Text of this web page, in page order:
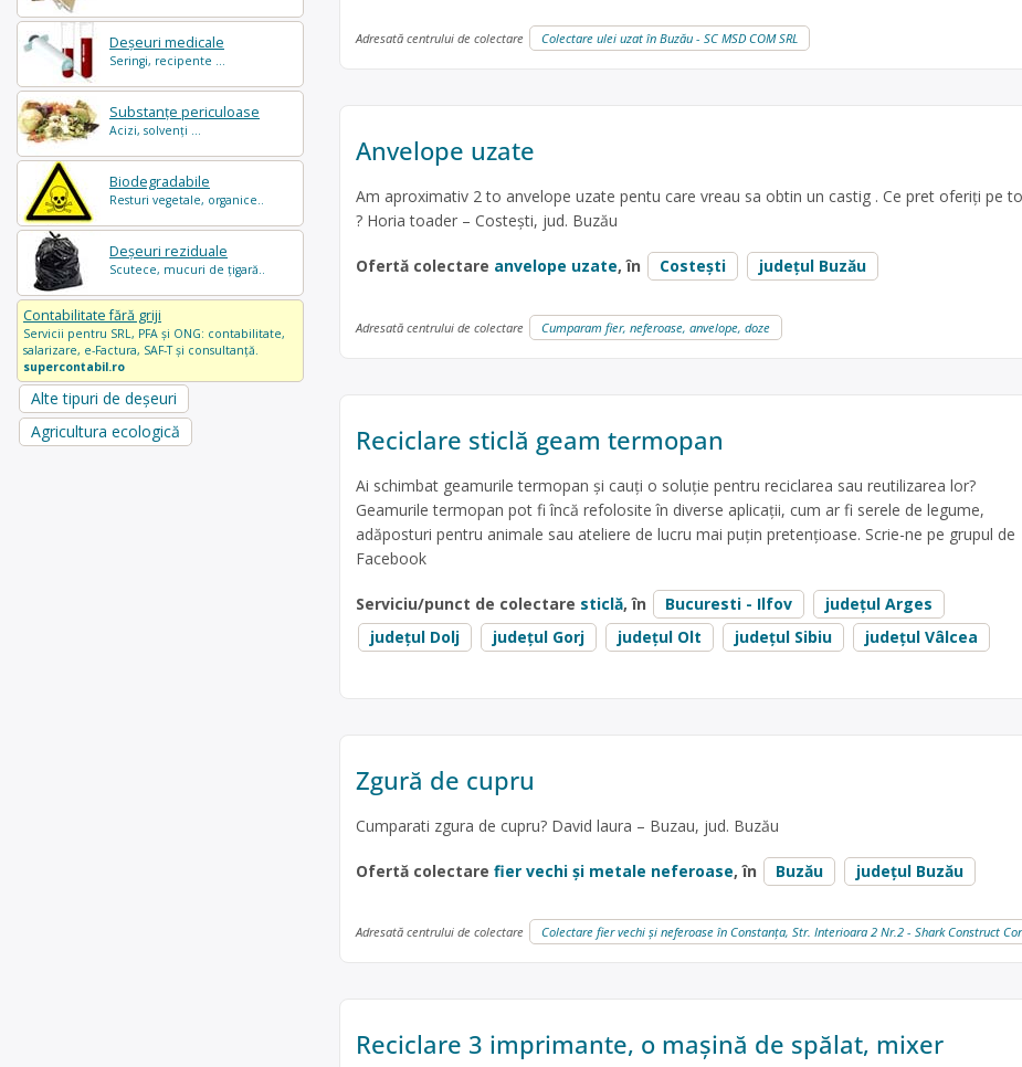
Deșeuri medicale
Seringi, recipente ...
Substanțe periculoase
Acizi, solvenți ...
Biodegradabile
Resturi vegetale, organice..
Deșeuri reziduale
Scutece, mucuri de țigară..
Contabilitate fără griji
Servicii pentru SRL, PFA și ONG: contabilitate,
salarizare, e-Factura, SAF-T și consultanță.
supercontabil.ro
Alte tipuri de deșeuri
Agricultura ecologică
Adresată centrului de colectare Colectare ulei uzat în Buzău - SC MSD COM SRL
Anvelope uzate
Am aproximativ 2 to anvelope uzate pentu care vreau sa obtin un castig . Ce pret oferiți pe
? Horia toader – Costești, jud. Buzău
Ofertă colectare anvelope uzate, în Costești județul Buzău
Adresată centrului de colectare Cumparam fier, neferoase, anvelope, doze
Reciclare sticlă geam termopan
Ai schimbat geamurile termopan și cauți o soluție pentru reciclarea sau reutilizarea lor?
Geamurile termopan pot fi încă refolosite în diverse aplicații, cum ar fi serele de legume,
adăposturi pentru animale sau ateliere de lucru mai puțin pretențioase. Scrie-ne pe grupul de
Facebook
Serviciu/punct de colectare sticlă, în Bucuresti - Ilfov
județul Arges
județul Dolj
județul Gorj județul Olt județul Sibiu județul Vâlcea
Zgură de cupru
Cumparati zgura de cupru? David laura – Buzau, jud. Buzău
Ofertă colectare fier vechi și metale neferoase, în Buzău județul Buzău
Adresată centrului de colectare Colectare fier vechi și neferoase în Constanța, Str. Interioara 2 Nr.2 - Shark Construct
Reciclare 3 imprimante, o mașină de spălat, mixer